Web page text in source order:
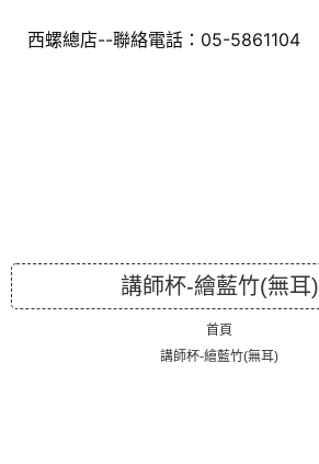
西螺總店--聯絡電話：05-5861104
講師杯-繪藍竹(無耳)
首頁
講師杯-繪藍竹(無耳)